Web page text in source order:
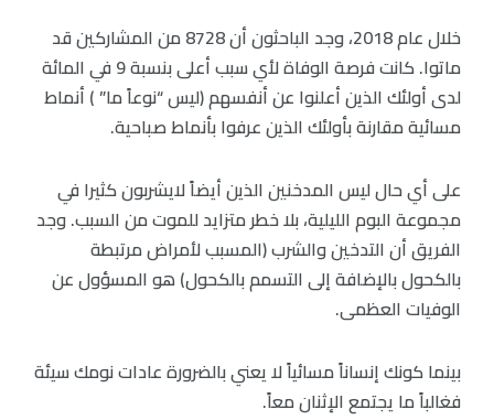
خلال عام 2018، وجد الباحثون أن 8728 من المشاركين قد
ماتوا. كانت فرصة الوفاة لأي سبب أعلى بنسبة 9 في المائة
لدى أولئك الذين أعلنوا عن أنفسهم (ليس “نوعاً ما” ) أنماط
مسائية مقارنة بأولئك الذين عرفوا بأنماط صباحية.
على أي حال ليس المدخنين الذين أيضاً لايشربون كثيرا في
مجموعة البوم الليلية، بلا خطر متزايد للموت من السبب. وجد
الفريق أن التدخين والشرب (المسبب لأمراض مرتبطة
بالكحول بالإضافة إلى التسمم بالكحول) هو المسؤول عن
الوفيات العظمى.
بينما كونك إنساناً مسائياً لا يعني بالضرورة عادات نومك سيئة
فغالباً ما يجتمع الإثنان معاً.